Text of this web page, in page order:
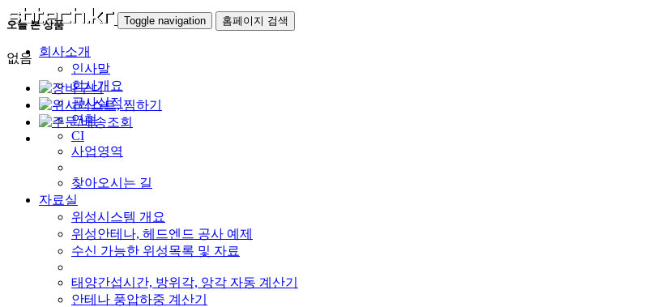
Toggle navigation 홈페이지 검색
회사소개
인사말
회사개요
공사실적
연혁
CI
사업영역
찾아오시는 길
자료실
위성시스템 개요
위성안테나, 헤드엔드 공사 예제
수신 가능한 위성목록 및 자료
태양간섭시간, 방위각, 앙각 자동 계산기
안테나 풍압하중 계산기
오늘 본 상품
없음